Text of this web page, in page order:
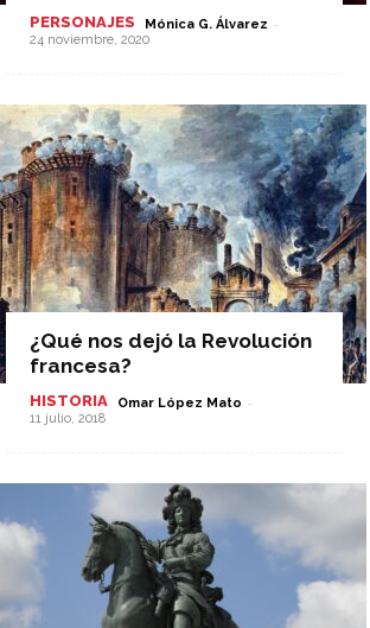
PERSONAJES Mónica G. Álvarez -
24 noviembre, 2020
¿Qué nos dejó la Revolución
francesa?
HISTORIA Omar López Mato -
11 julio, 2018